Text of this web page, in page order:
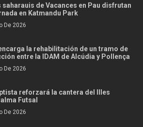
saharauis de Vacances en Pau disfrutan
en Katmandu Park
De 2026
la rehabilitación de un tramo de
entre la IDAM de Alcúdia y Pollença
De 2026
reforzará la cantera del Illes
Futsal
De 2026